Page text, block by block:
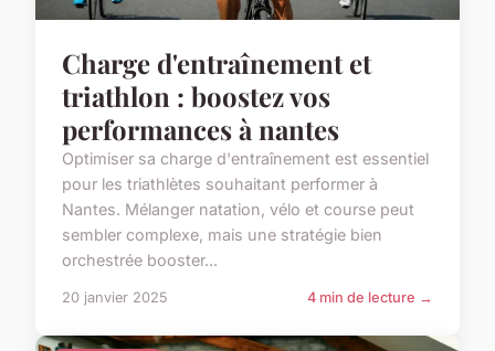
Charge d'entraînement et
triathlon : boostez vos
performances à nantes
Optimiser sa charge d'entraînement est essentiel
pour les triathlètes souhaitant performer à
Nantes. Mélanger natation, vélo et course peut
sembler complexe, mais une stratégie bien
orchestrée booster...
20 janvier 2025 4 min de lecture →